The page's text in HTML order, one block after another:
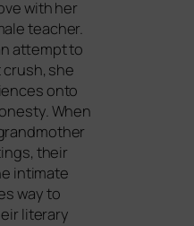
with her
tea­cher.
attempt to
she
onto
When
their
inti­ma­te
way to
lite­ra­ry